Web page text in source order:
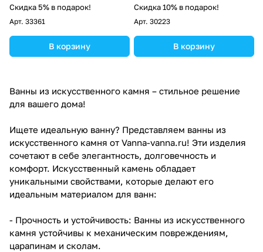
ручками DLR330038RB-G
Скидка 5% в подарок!
Арт. 33361
В корзину
Скидка 10% в подарок!
Арт. 30223
В корзину
Ванны из искусственного камня – стильное решение
для вашего дома!
Ищете идеальную ванну? Представляем ванны из
искусственного камня от Vanna-vanna.ru! Эти изделия
сочетают в себе элегантность, долговечность и
комфорт. Искусственный камень обладает
уникальными свойствами, которые делают его
идеальным материалом для ванн:
- Прочность и устойчивость: Ванны из искусственного
камня устойчивы к механическим повреждениям,
царапинам и сколам.